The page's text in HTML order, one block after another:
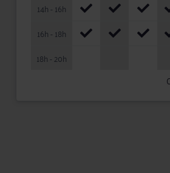
14h - 16h
16h - 18h
18h - 20h